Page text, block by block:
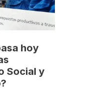
hoy
Social y